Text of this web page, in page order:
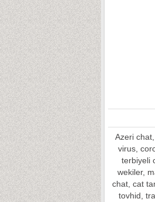
Azeri
virus,
terbiyeli
wekiler,
chat, cat
tovhid,